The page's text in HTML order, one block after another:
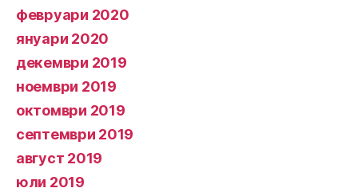
февруари 2020
януари 2020
декември 2019
ноември 2019
октомври 2019
септември 2019
август 2019
юли 2019